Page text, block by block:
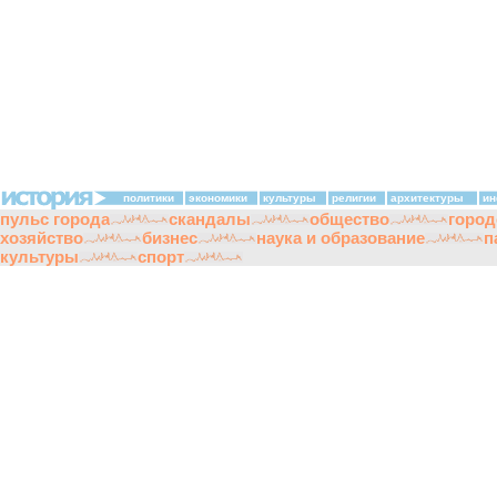
политики экономики культуры религии архитектуры
пульс города скандалы общество
хозяйство
бизнес наука и образование
культуры
спорт